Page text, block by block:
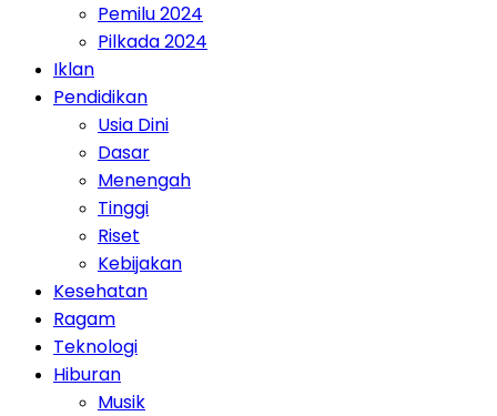
Pemilu 2024
Pilkada 2024
Iklan
Pendidikan
Usia Dini
Dasar
Menengah
Tinggi
Riset
Kebijakan
Kesehatan
Ragam
Teknologi
Hiburan
Musik